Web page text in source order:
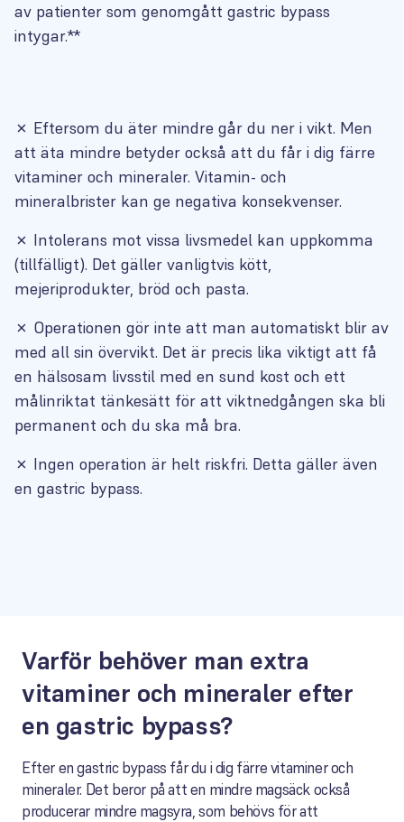
av patienter som genomgått gastric bypass
intygar.**
✗ Eftersom du äter mindre går du ner i vikt. Men
att äta mindre betyder också att du får i dig färre
vitaminer och mineraler. Vitamin- och
mineralbrister kan ge negativa konsekvenser.
✗ Intolerans mot vissa livsmedel kan uppkomma
(tillfälligt). Det gäller vanligtvis kött,
mejeriprodukter, bröd och pasta.
✗ Operationen gör inte att man automatiskt blir av
med all sin övervikt. Det är precis lika viktigt att få
en hälsosam livsstil med en sund kost och ett
målinriktat tänkesätt för att viktnedgången ska bli
permanent och du ska må bra.
✗ Ingen operation är helt riskfri. Detta gäller även
en gastric bypass.
Varför behöver man extra
vitaminer och mineraler efter
en gastric bypass?
Efter en gastric bypass får du i dig färre vitaminer och
mineraler. Det beror på att en mindre magsäck också
producerar mindre magsyra, som behövs för att